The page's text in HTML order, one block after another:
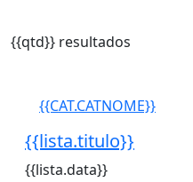
{{qtd}} resultados
{{CAT.CATNOME}}
{{lista.titulo}}
{{lista.data}}